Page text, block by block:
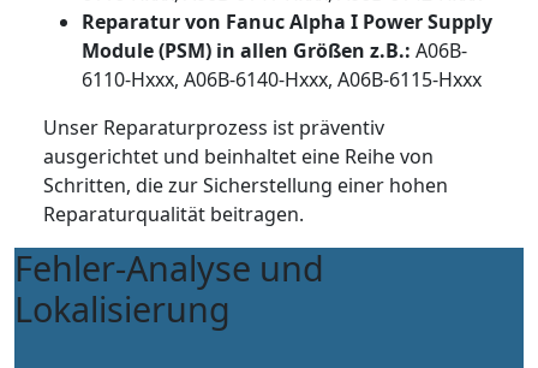
Reparatur von Fanuc Alpha I Power Supply
Module (PSM) in allen Größen z.B.: A06B-
6110-Hxxx, A06B-6140-Hxxx, A06B-6115-Hxxx
Unser Reparaturprozess ist präventiv
ausgerichtet und beinhaltet eine Reihe von
Schritten, die zur Sicherstellung einer hohen
Reparaturqualität beitragen.
Fehler-Analyse und
Lokalisierung